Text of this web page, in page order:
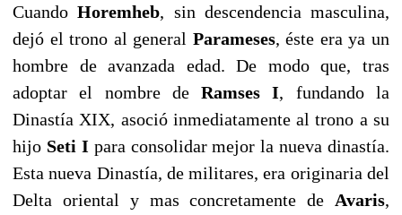
CuandoHoremheb, sin descendencia masculina,
dejó el trono al general Parameses, éste era ya un
hombre de avanzada edad. De modo que, tras
adoptar el nombre deRamses I, fundando la
Dinastía XIX, asoció inmediatamente al trono a su
hijo Seti I para consolidar mejor la nueva dinastía.
Esta nueva Dinastía, de militares, era originaria del
Delta oriental y mas concretamente de Avaris,